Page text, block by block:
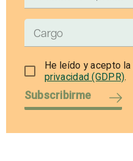
He leído y acepto la
privacidad (GDPR).
Subscribirme